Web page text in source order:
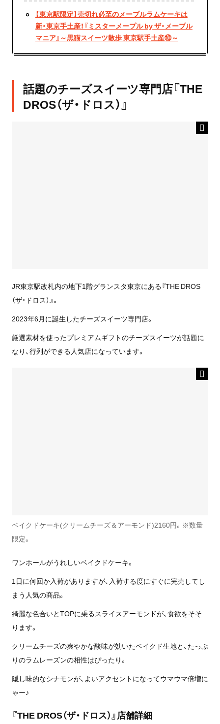
【東京駅限定】売切れ必至のメープルラムケーキは
新・東京手土産！『ミスターメープル by ザ・メープル
マニア』～黒猫スイーツ散歩 東京駅手土産⑩～
話題のチーズスイーツ専門店『THE
DROS（ザ・ドロス）』
JR東京駅改札内の地下1階グランスタ東京にある『THE DROS
（ザ・ドロス）』。
2023年6月に誕生したチーズスイーツ専門店。
厳選素材を使ったプレミアムギフトのチーズスイーツが話題に
なり、行列ができる人気店になっています。
ベイクドケーキ(クリームチーズ＆アーモンド)2160円。※数量
限定。
ワンホールがうれしいベイクドケーキ。
1日に何回か入荷がありますが、入荷する度にすぐに完売してし
まう人気の商品。
綺麗な色合いとTOPに乗るスライスアーモンドが、食欲をそそ
ります。
クリームチーズの爽やかな酸味が効いたベイクド生地と、たっぷ
りのラムレーズンの相性はぴったり。
隠し味的なシナモンが、よいアクセントになってウマウマ倍増に
ゃー♪
『THE DROS（ザ・ドロス）』店舗詳細